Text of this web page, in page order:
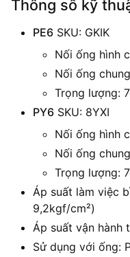
Thông số kỹ
PE6 SKU: GKIK
Nối ống hình
Nối ống
Trọng lượng:
PY6 SKU: 8YXI
Nối ống hình
Nối ống
Trọng lượng:
Áp suất làm việc
9,2kgf/cm²)
Áp suất vận hành
Sử dụng với ống: